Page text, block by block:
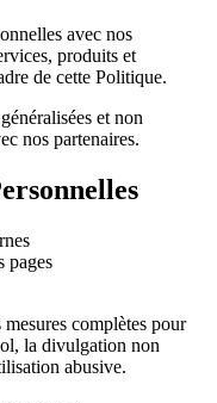
avec nos
produits et
de cette Politique.
et non
nos partenaires.
pages
complètes pour
la divulgation non
abusive.